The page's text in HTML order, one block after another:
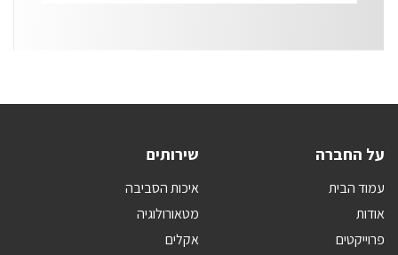
על החברה
עמוד הבית
אודות
פרוייקטים
שירותים
איכות הסביבה
מטאורולוגיה
אקלים